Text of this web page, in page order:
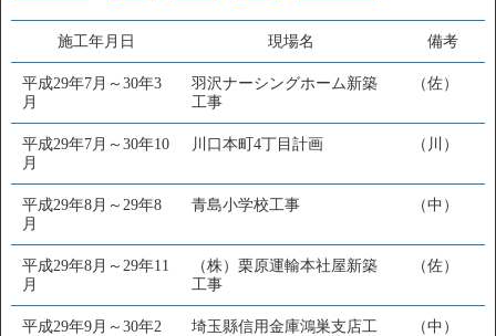
施工年月日 現場名 備考
平成29年7月～30年3
月
羽沢ナーシングホーム新築
工事
（佐）
平成29年7月～30年10
月
川口本町4丁目計画 （川）
平成29年8月～29年8
月
青島小学校工事 （中）
平成29年8月～29年11
月
（株）栗原運輸本社屋新築
工事
（佐）
平成29年9月～30年2
埼玉縣信用金庫鴻巣支店工
（中）